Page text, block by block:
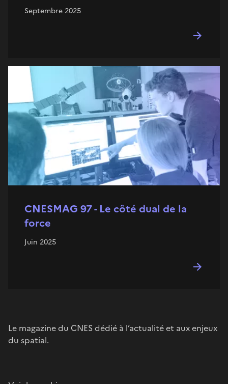
Septembre 2025
CNESMAG 97 - Le côté dual de la
force
Juin 2025
Le magazine du CNES dédié à l’actualité et aux enjeux
du spatial.